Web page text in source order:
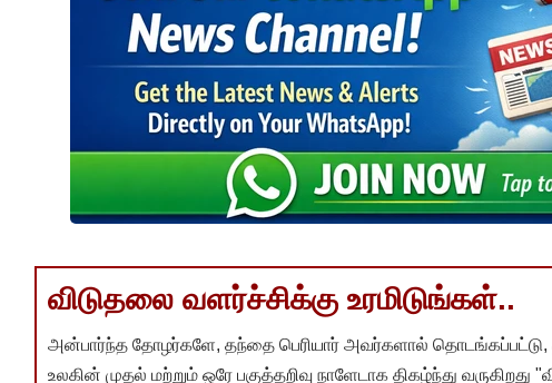
விடுதலை வளர்ச்சிக்கு உரமிடுங்கள்..
அன்பார்ந்த தோழர்களே, தந்தை பெரியார் அவர்களால் தொடங்கப்பட்டு,
உலகின் முதல் மற்றும் ஒரே பகுத்தறிவு நாளேடாக திகழ்ந்து வருகிறது